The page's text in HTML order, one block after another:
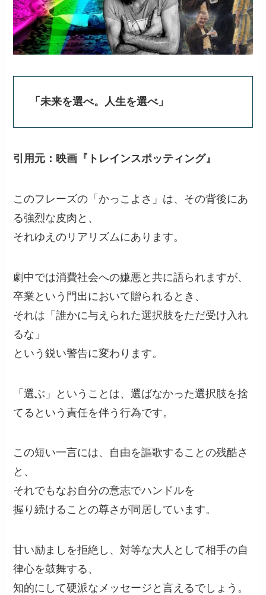
「未来を選べ。人生を選べ」
引用元：映画『トレインスポッティング』
このフレーズの「かっこよさ」は、その背後にあ
る強烈な皮肉と、
それゆえのリアリズムにあります。
劇中では消費社会への嫌悪と共に語られますが、
卒業という門出において贈られるとき、
それは「誰かに与えられた選択肢をただ受け入れ
るな」
という鋭い警告に変わります。
「選ぶ」ということは、選ばなかった選択肢を捨
てるという責任を伴う行為です。
この短い一言には、自由を謳歌することの残酷さ
と、
それでもなお自分の意志でハンドルを
握り続けることの尊さが同居しています。
甘い励ましを拒絶し、対等な大人として相手の自
律心を鼓舞する、
知的にして硬派なメッセージと言えるでしょう。